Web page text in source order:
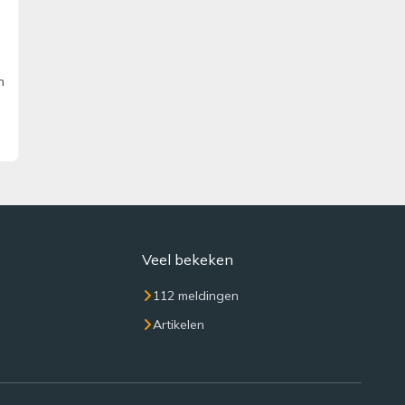
Veel bekeken
112 meldingen
Artikelen